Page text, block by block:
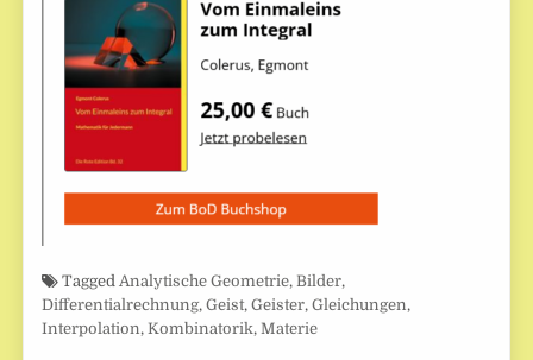
Tagged Analytische Geometrie, Bilder,
Differentialrechnung,Geist,Geister,Gleichungen,
Interpolation,Kombinatorik, Materie